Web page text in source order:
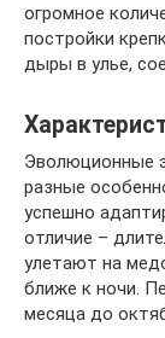
огромное
постройки
дыры в улье,
Эволюционные
разные
успешно
отличие –
улетают на
ближе к ночи.
месяца до